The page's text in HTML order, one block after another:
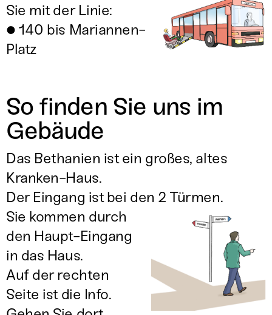
Sie mit der Linie:
● 140 bis Mariannen-
Platz
So finden Sie uns im
Gebäude
Das Bethanien ist ein großes, altes
Kranken-Haus.
Der Eingang ist bei den 2 Türmen.
Sie kommen durch
den Haupt-Eingang
in das Haus.
Auf der rechten
Seite ist die Info.